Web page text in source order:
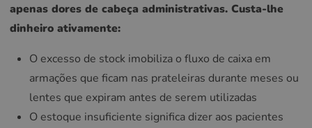
apenas dores de cabeça administrativas. Custa-lhe
dinheiro ativamente:
O excesso de stock imobiliza o fluxo de caixa em
armações que ficam nas prateleiras durante meses ou
lentes que expiram antes de serem utilizadas
O estoque insuficiente significa dizer aos pacientes